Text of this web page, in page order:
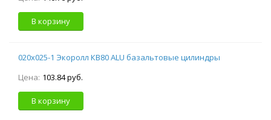
В корзину
020х025-1 Экоролл КВ80 ALU базальтовые цилиндры
Цена: 103.84 руб.
В корзину